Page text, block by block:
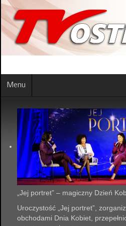
Menu
„Jej portret” – magiczny Dzień
Uroczystość „Jej portret”,
obchodami Dnia Kobiet,